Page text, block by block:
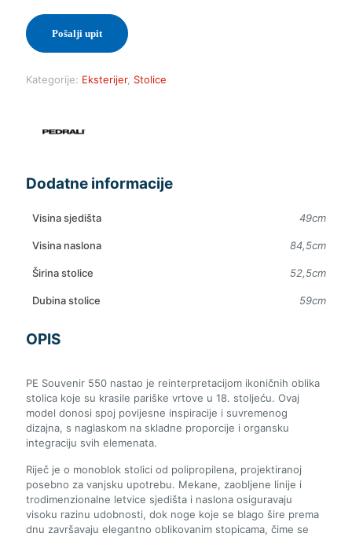
Pošalji upit
Kategorije: Eksterijer, Stolice
Dodatne informacije
Visina sjedišta 49cm
Visina naslona 84,5cm
Širina stolice 52,5cm
Dubina stolice 59cm
OPIS
PE Souvenir 550 nastao je reinterpretacijom ikoničnih oblika
stolica koje su krasile pariške vrtove u 18. stoljeću. Ovaj
model donosi spoj povijesne inspiracije i suvremenog
dizajna, s naglaskom na skladne proporcije i organsku
integraciju svih elemenata.
Riječ je o monoblok stolici od polipropilena, projektiranoj
posebno za vanjsku upotrebu. Mekane, zaobljene linije i
trodimenzionalne letvice sjedišta i naslona osiguravaju
visoku razinu udobnosti, dok noge koje se blago šire prema
dnu završavaju elegantno oblikovanim stopicama, čime se